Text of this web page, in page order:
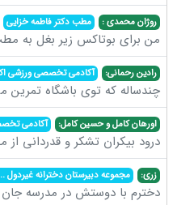
روژان محمدی : مطب دکتر فاطمه خزایی
من برای بوتاکس زیر بغل به
رادین رحمانی: آکادمی تخصصی ورزشی
چندساله که توی باشگاه
اورهان کامل و حسین کامل: آکادمی
درود بیکران تشکر و قدردانی از
زری: مجموعه دبیرستان دخترانه غیردول
دخترم با دوستش در مدرسه